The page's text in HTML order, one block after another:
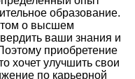
образование.
о высшем
ваши знания и
приобретение
хочет улучшить свои
по карьерной